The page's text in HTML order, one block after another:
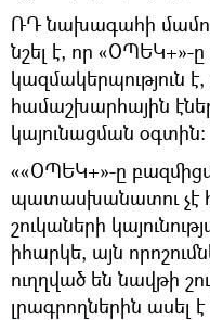
ՌԴ նախագահի
նշել է, որ
կազմակերպություն
համաշխարհային
կայունացման օգտին։
««ՕՊԵԿ+»-ը
պատասխանատու չէ
շուկաների
իհարկե, այն
ուղղված են նավթի
լրագրողներին ասել